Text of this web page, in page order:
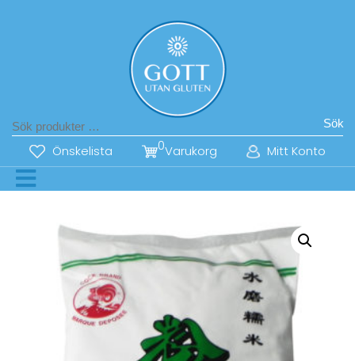
Sök
Önskelista Varukorg
0 Mitt Konto